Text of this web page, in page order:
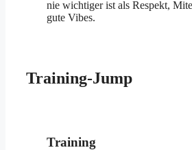
nie wichtiger ist als Respekt,
gute Vibes.
Training-Jump
Training